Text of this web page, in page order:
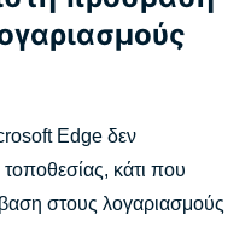
Edge δεν
κάτι που
στους λογαριασμούς